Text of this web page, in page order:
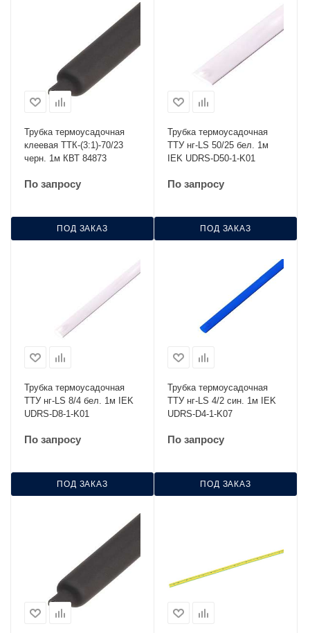
Трубка термоусадочная
клеевая ТТК-(3:1)-70/23
черн. 1м КВТ 84873
По запросу
ПОД ЗАКАЗ
Трубка термоусадочная
ТТУ нг-LS 50/25 бел. 1м
IEK UDRS-D50-1-K01
По запросу
ПОД ЗАКАЗ
Трубка термоусадочная
ТТУ нг-LS 8/4 бел. 1м IEK
UDRS-D8-1-K01
По запросу
ПОД ЗАКАЗ
Трубка термоусадочная
ТТУ нг-LS 4/2 син. 1м IEK
UDRS-D4-1-K07
По запросу
ПОД ЗАКАЗ